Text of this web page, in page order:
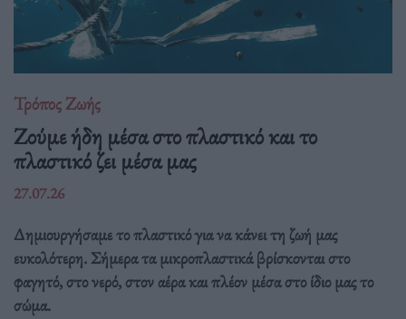
Τρόπος Ζωής
Ζούμε ήδη μέσα στο πλαστικό και το
πλαστικό ζει μέσα μας
27.07.26
Δημιουργήσαμε το πλαστικό για να κάνει τη ζωή μας
ευκολότερη. Σήμερα τα μικροπλαστικά βρίσκονται στο
φαγητό, στο νερό, στον αέρα και πλέον μέσα στο ίδιο μας το
σώμα.